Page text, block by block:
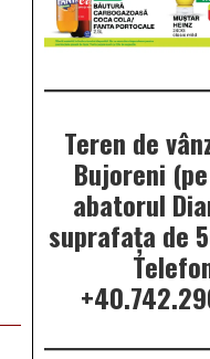
Teren de
Bujoreni
abatorul
suprafața de